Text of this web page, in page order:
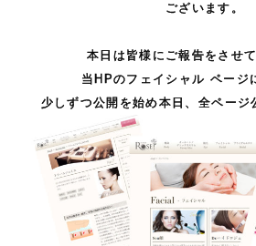
ございます。
本日は皆様にご報告をさせて
当HPのフェイシャル ページ
少しずつ公開を始め本日、全ページ